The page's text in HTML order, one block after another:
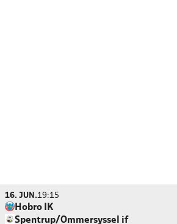
16. JUN.19:15
Hobro IK
Spentrup/Ommersyssel if